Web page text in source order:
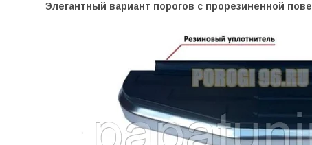
Элегантный вариант порогов с прорезиненной